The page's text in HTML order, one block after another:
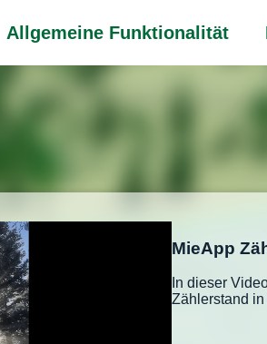
Allgemeine Funktionalität
MieApp
In dieser
Zählerstand